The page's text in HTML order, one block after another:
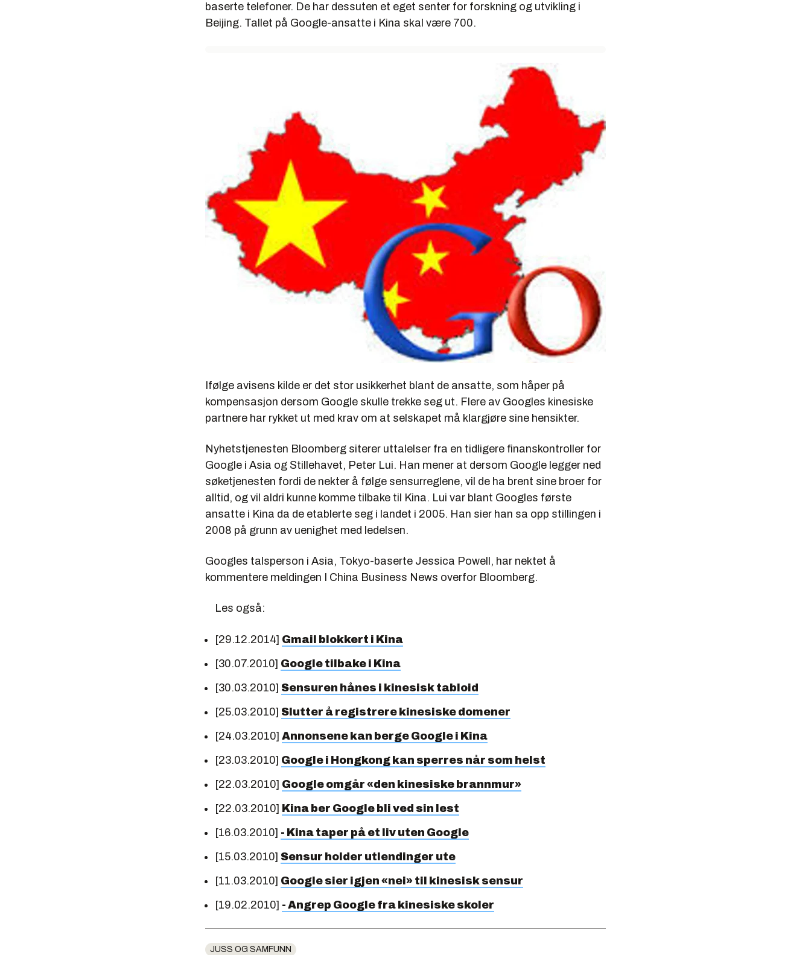
baserte telefoner. De har dessuten et eget senter for forskning og utvikling i
Beijing. Tallet på Google-ansatte i Kina skal være 700.
Ifølge avisens kilde er det stor usikkerhet blant de ansatte, som håper på
kompensasjon dersom Google skulle trekke seg ut. Flere av Googles kinesiske
partnere har rykket ut med krav om at selskapet må klargjøre sine hensikter.
Nyhetstjenesten Bloomberg siterer uttalelser fra en tidligere finanskontroller for
Google i Asia og Stillehavet, Peter Lui. Han mener at dersom Google legger ned
søketjenesten fordi de nekter å følge sensurreglene, vil de ha brent sine broer for
alltid, og vil aldri kunne komme tilbake til Kina. Lui var blant Googles første
ansatte i Kina da de etablerte seg i landet i 2005. Han sier han sa opp stillingen i
2008 på grunn av uenighet med ledelsen.
Googles talsperson i Asia, Tokyo-baserte Jessica Powell, har nektet å
kommentere meldingen I China Business News overfor Bloomberg.
Les også:
[29.12.2014] Gmail blokkert i Kina
[30.07.2010] Google tilbake i Kina
[30.03.2010] Sensuren hånes i kinesisk tabloid
[25.03.2010] Slutter å registrere kinesiske domener
[24.03.2010] Annonsene kan berge Google i Kina
[23.03.2010] Google i Hongkong kan sperres når som helst
[22.03.2010] Google omgår «den kinesiske brannmur»
[22.03.2010] Kina ber Google bli ved sin lest
[16.03.2010] - Kina taper på et liv uten Google
[15.03.2010] Sensur holder utlendinger ute
[11.03.2010] Google sier igjen «nei» til kinesisk sensur
[19.02.2010] - Angrep Google fra kinesiske skoler
JUSS OG SAMFUNN